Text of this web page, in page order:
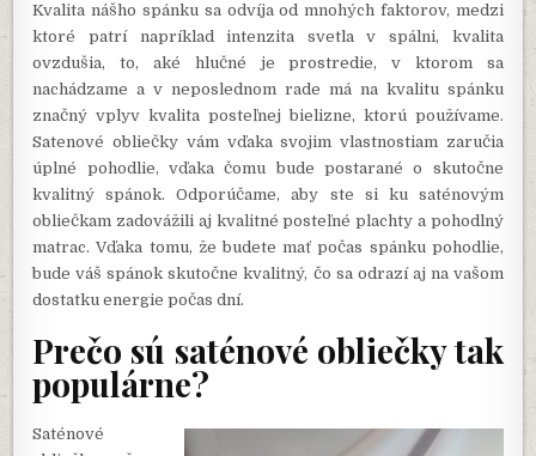
Kvalita nášho spánku sa odvíja od mnohých faktorov, medzi
ktoré patrí napríklad intenzita svetla v spálni, kvalita
ovzdušia, to, aké hlučné je prostredie, v ktorom sa
nachádzame a v neposlednom rade má na kvalitu spánku
značný vplyv kvalita posteľnej bielizne, ktorú používame.
Satenové obliečky vám vďaka svojim vlastnostiam zaručia
úplné pohodlie, vďaka čomu bude postarané o skutočne
kvalitný spánok. Odporúčame, aby ste si ku saténovým
obliečkam zadovážili aj kvalitné posteľné plachty a pohodlný
matrac. Vďaka tomu, že budete mať počas spánku pohodlie,
bude váš spánok skutočne kvalitný, čo sa odrazí aj na vašom
dostatku energie počas dní.
Prečo sú saténové obliečky tak
populárne?
Saténové